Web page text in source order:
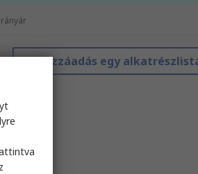
Hozzáadás egy